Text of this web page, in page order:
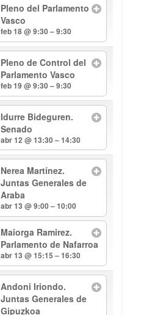
Pleno del Parlamento
Vasco
feb 18 @ 9:30 – 9:30
Pleno de Control del
Parlamento Vasco
feb 19 @ 9:30 – 9:30
Idurre Bideguren.
Senado
abr 12 @ 13:30 – 14:30
Nerea Martínez.
Juntas Generales de
Araba
abr 13 @ 9:00 – 10:00
Maiorga Ramirez.
Parlamento de Nafarroa
abr 13 @ 15:15 – 16:30
Andoni Iriondo.
Juntas Generales de
Gipuzkoa